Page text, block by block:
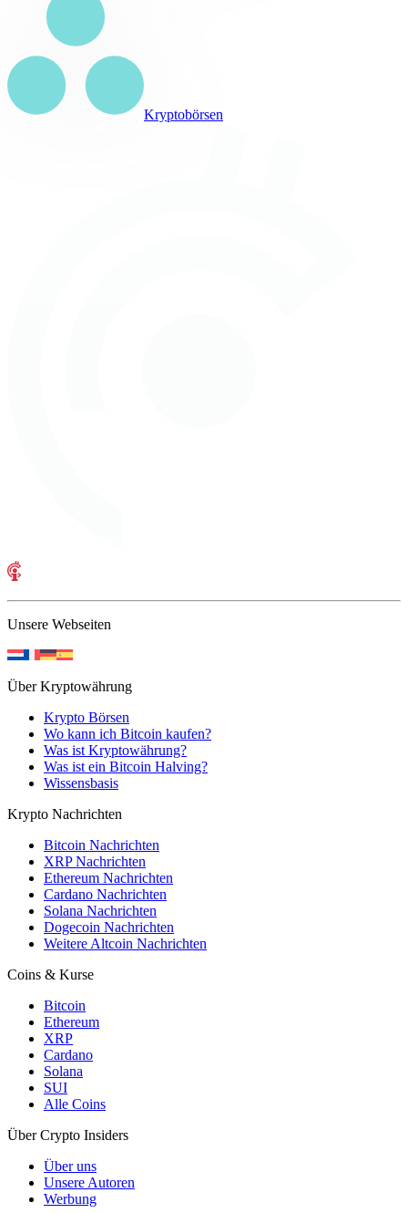
Kryptobörsen
Unsere Webseiten
Über Kryptowährung
Krypto Börsen
Wo kann ich Bitcoin kaufen?
Was ist Kryptowährung?
Was ist ein Bitcoin Halving?
Wissensbasis
Krypto Nachrichten
Bitcoin Nachrichten
XRP Nachrichten
Ethereum Nachrichten
Cardano Nachrichten
Solana Nachrichten
Dogecoin Nachrichten
Weitere Altcoin Nachrichten
Coins & Kurse
Bitcoin
Ethereum
XRP
Cardano
Solana
SUI
Alle Coins
Über Crypto Insiders
Über uns
Unsere Autoren
Werbung